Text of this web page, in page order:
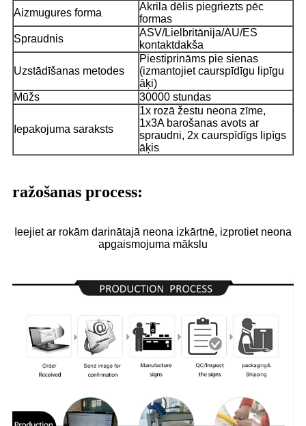
Aizmugures forma
Akrila dēlis piegriezts pēc
formas
Spraudnis
ASV/Lielbritānija/AU/ES
kontaktdakša
Uzstādīšanas metodes
Piestiprināms pie sienas
(izmantojiet caurspīdīgu lipīgu
āķi)
Mūžs
30000 stundas
Iepakojuma saraksts
1x rozā žestu neona zīme,
1x3A barošanas avots ar
spraudni, 2x caurspīdīgs lipīgs
āķis
ražošanas process:
Ieejiet ar rokām darinātajā neona izkārtnē, izprotiet neona
apgaismojuma mākslu